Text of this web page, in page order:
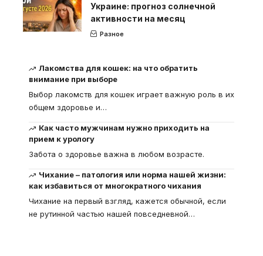
Украине: прогноз солнечной
активности на месяц
Разное
Лакомства для кошек: на что обратить
внимание при выборе
Выбор лакомств для кошек играет важную роль в их
общем здоровье и…
Как часто мужчинам нужно приходить на
прием к урологу
Забота о здоровье важна в любом возрасте.
Чихание – патология или норма нашей жизни:
как избавиться от многократного чихания
Чихание на первый взгляд, кажется обычной, если
не рутинной частью нашей повседневной…